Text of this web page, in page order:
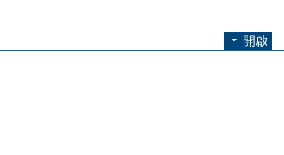
開啟